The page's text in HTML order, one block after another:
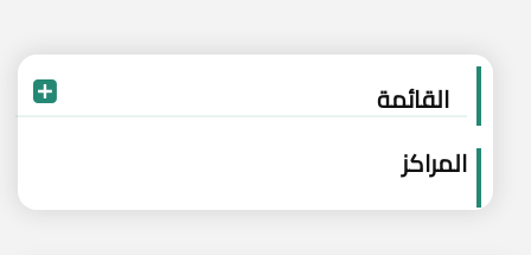
البحث العلمي
القائمة
المراكز